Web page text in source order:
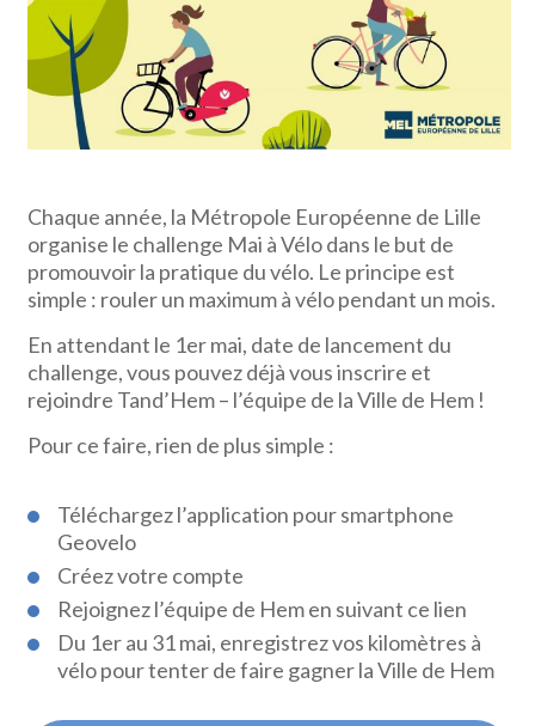
Chaque année, la Métropole Européenne de Lille
organise le challenge Mai à Vélo dans le but de
promouvoir la pratique du vélo. Le principe est
simple : rouler un maximum à vélo pendant un mois.
En attendant le 1er mai, date de lancement du
challenge, vous pouvez déjà vous inscrire et
rejoindre Tand’Hem – l’équipe de la Ville de Hem !
Pour ce faire, rien de plus simple :
Téléchargez l’application pour smartphone
Geovelo
Créez votre compte
Rejoignez l’équipe de Hem en suivant ce lien
Du 1er au 31 mai, enregistrez vos kilomètres à
vélo pour tenter de faire gagner la Ville de Hem